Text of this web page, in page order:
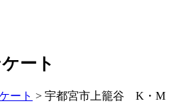
ート
ート > 宇都宮市上籠谷 K・M